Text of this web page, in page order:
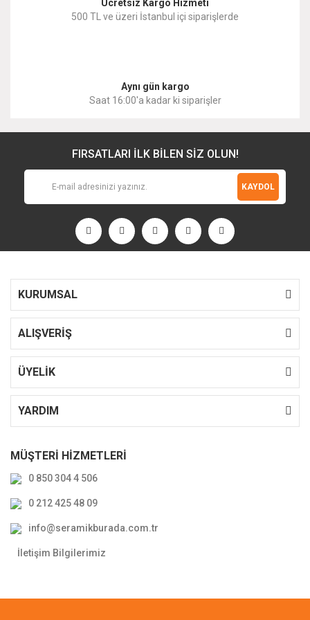
Ücretsiz Kargo Hizmeti
500 TL ve üzeri İstanbul içi siparişlerde
Aynı gün kargo
Saat 16:00'a kadar ki siparişler
FIRSATLARI İLK BİLEN SİZ OLUN!
KAYDOL
KURUMSAL
ALIŞVERİŞ
ÜYELİK
YARDIM
MÜŞTERİ HİZMETLERİ
0 850 304 4 506
0 212 425 48 09
info@seramikburada.com.tr
İletişim Bilgilerimiz